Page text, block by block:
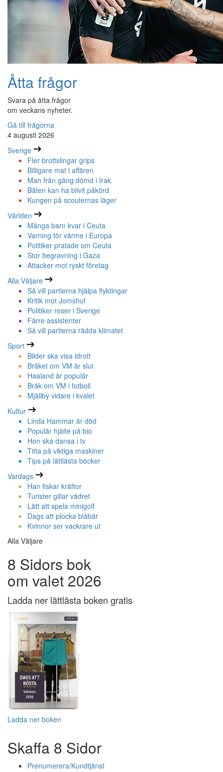
Åtta frågor
Svara på åtta frågor
om veckans nyheter.
Gå till frågorna
4 augusti 2026
Sverige
Fler brottslingar grips
Billigare mat i affären
Man från gäng dömd i Irak
Båten kan ha blivit påkörd
Kungen på scouternas läger
Världen
Många barn kvar i Ceuta
Varning för värme i Europa
Politiker pratade om Ceuta
Stor begravning i Gaza
Attacker mot ryskt företag
Alla Väljare
Så vill partierna hjälpa flyktingar
Kritik mot Jomshof
Politiker reser i Sverige
Färre assistenter
Så vill partierna rädda klimatet
Sport
Bilder ska visa idrott
Bråket om VM är slut
Haaland är populär
Bråk om VM i fotboll
Mjällby vidare i kvalet
Kultur
Linda Hammar är död
Populär hjälte på bio
Hon ska dansa i tv
Titta på viktiga maskiner
Tips på lättlästa böcker
Vardags
Han fiskar kräftor
Turister gillar vädret
Lätt att spela minigolf
Dags att plocka blåbär
Kvinnor ser vackrare ut
Alla Väljare
8 Sidors bok
om valet 2026
Ladda ner lättlästa boken gratis
Ladda ner boken
Skaffa 8 Sidor
Prenumerera/Kundtjänst